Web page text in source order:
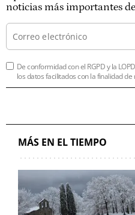
noticias más importantes
De conformidad con el RGPD y la
los datos facilitados con la finalidad
MÁS EN EL TIEMPO